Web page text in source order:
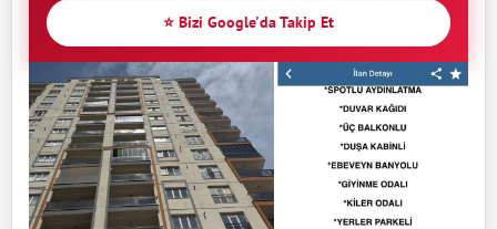
⭐ Bizi Google'da Takip Et